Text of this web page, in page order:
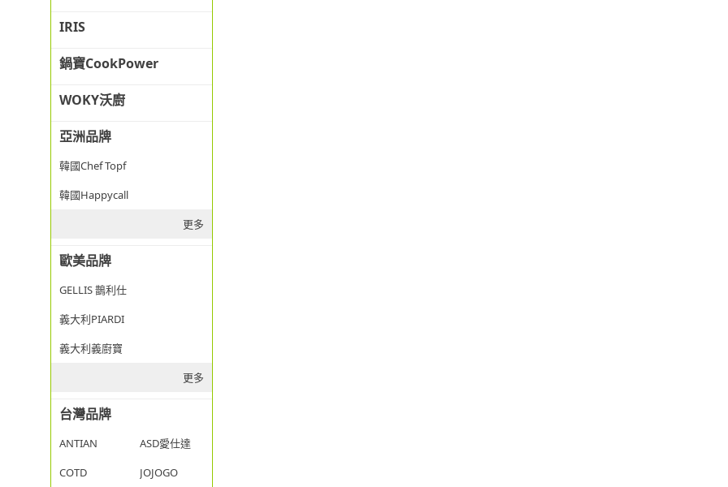
IRIS
鍋寶CookPower
WOKY沃廚
亞洲品牌
韓國Chef Topf
韓國Happycall
更多
歐美品牌
GELLIS 鵲利仕
義大利PIARDI
義大利義廚寶
更多
台灣品牌
ANTIAN
ASD愛仕達
COTD
JOJOGO